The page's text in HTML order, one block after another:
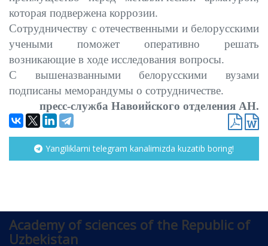
которая подвержена коррозии.
Сотрудничеству с отечественными и белорусскими
учеными поможет оперативно решать
возникающие в ходе исследования вопросы.
С вышеназванными белорусскими вузами
подписаны меморандумы о сотрудничестве.
пресс-служба Навоийского отделения АН.
Yangiliklarni telegram kanalimizda kuzatib boring!
Academy of sciences of the Republic of
Uzbekistan